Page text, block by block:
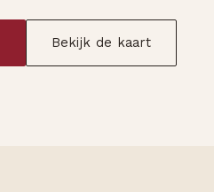
Bekijk de kaart